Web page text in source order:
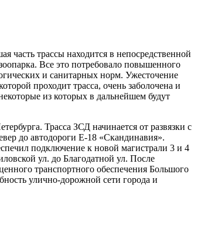
часть трассы находится в непосредственной
Все это потребовало повышенного
и санитарных норм. Ужесточение
проходит трасса, очень заболочена и
из которых в дальнейшем будут
Трасса ЗСД начинается от развязки с
до автодороги Е-18 «Скандинавия».
подключение к новой магистрали 3 и 4
ул. до Благодатной ул. После
транспортного обеспечения Большого
улично-дорожной сети города и